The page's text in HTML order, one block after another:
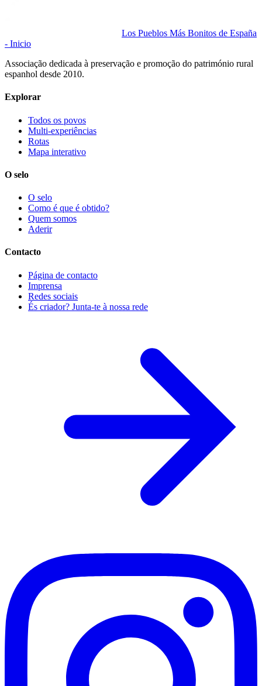
Los Pueblos Más Bonitos de España
- Inicio
Associação dedicada à preservação e promoção do património rural
espanhol desde 2010.
Explorar
Todos os povos
Multi-experiências
Rotas
Mapa interativo
O selo
O selo
Como é que é obtido?
Quem somos
Aderir
Contacto
Página de contacto
Imprensa
Redes sociais
És criador? Junta-te à nossa rede